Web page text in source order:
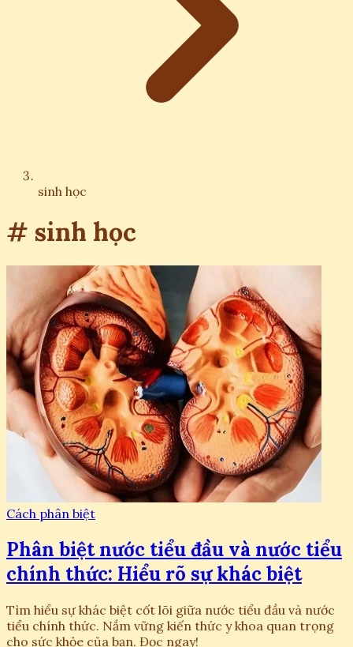
sinh học
# sinh học
Cách phân biệt
Phân biệt nước tiểu đầu và nước tiểu
chính thức: Hiểu rõ sự khác biệt
Tìm hiểu sự khác biệt cốt lõi giữa nước tiểu đầu và nước
tiểu chính thức. Nắm vững kiến thức y khoa quan trọng
cho sức khỏe của bạn. Đọc ngay!